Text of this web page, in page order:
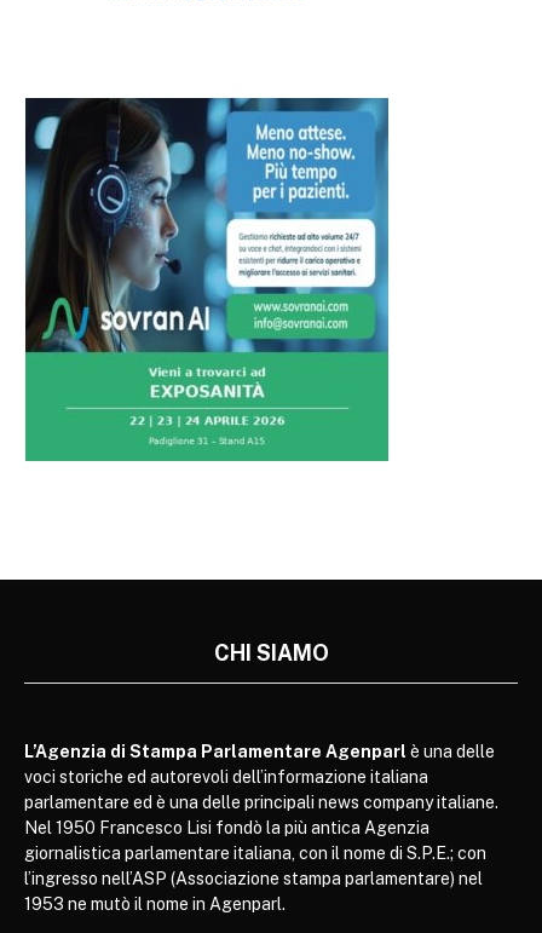
CHI SIAMO
L’Agenzia di Stampa Parlamentare Agenparl è una delle
voci storiche ed autorevoli dell’informazione italiana
parlamentare ed è una delle principali news company italiane.
Nel 1950 Francesco Lisi fondò la più antica Agenzia
giornalistica parlamentare italiana, con il nome di S.P.E.; con
l’ingresso nell’ASP (Associazione stampa parlamentare) nel
1953 ne mutò il nome in Agenparl.